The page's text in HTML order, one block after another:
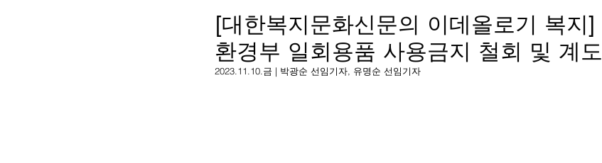
[대한복지문화신문의 이데올로기 복지
환경부 일회용품 사용금지 철회 및 계
2023.11.10.금 | 박광순 선임기자, 유명순 선임기자